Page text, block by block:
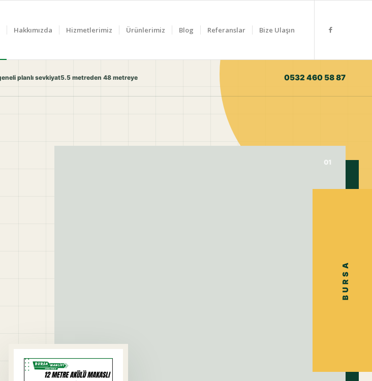
Hakkımızda Hizmetlerimiz Ürünlerimiz Blog Referanslar Bize Ulaşın
planlı sevkiyat5.5 metreden 48 metreye 0532 460 58 87
01
BURSA